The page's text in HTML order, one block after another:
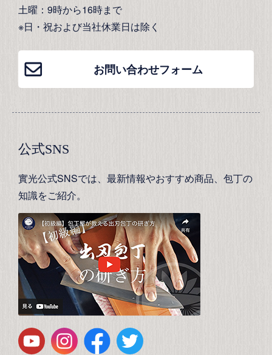
土曜：9時から16時まで
※日・祝および当社休業日は除く
お問い合わせフォーム
公式SNS
實光公式SNSでは、最新情報やおすすめ商品、包丁の
知識をご紹介。